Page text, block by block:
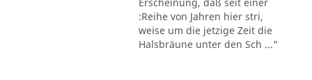
:Reihe von Jahren hier stri,
weise um die jetzige Zeit die
Halsbräune unter den Sch ..."